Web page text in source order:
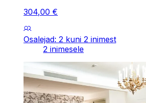
304,00 €
Osalejad: 2 kuni 2 inimest
2 inimesele